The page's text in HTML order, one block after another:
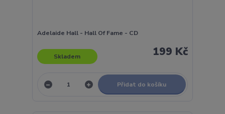
Adelaide Hall - Hall Of Fame - CD
199 Kč
Skladem
Přidat do košíku